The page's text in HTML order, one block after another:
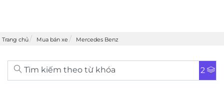
Trang chủ Mua bán xe Mercedes Benz
Tìm kiếm theo từ khóa 2